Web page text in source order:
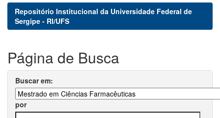
Repositório Institucional da Universidade Federal de
Sergipe - RI/UFS
Página de Busca
Buscar em:
por